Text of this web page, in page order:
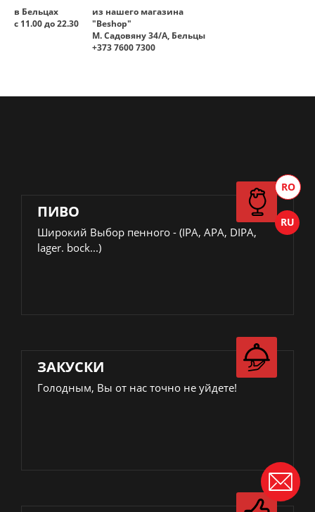
в Бельцах
с 11.00 до 22.30
из нашего магазина
"Beshop"
M. Садовяну 34/A, Бельцы
+373 7600 7300
ПИВО
Широкий Выбор пенного - (IPA, APA, DIPA,
lager. bock...)
ЗАКУСКИ
Голодным, Вы от нас точно не уйдете!